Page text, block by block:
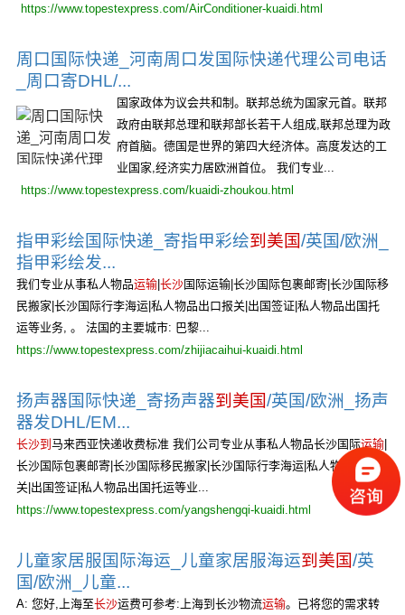
https://www.topestexpress.com/AirConditioner-kuaidi.html
周口国际快递_河南周口发国际快递代理公司电话
_周口寄DHL/...
国家政体为议会共和制。联邦总统为国家元首。联邦
政府由联邦总理和联邦部长若干人组成,联邦总理为政
府首脑。德国是世界的第四大经济体。高度发达的工
业国家,经济实力居欧洲首位。 我们专业...
https://www.topestexpress.com/kuaidi-zhoukou.html
指甲彩绘国际快递_寄指甲彩绘到美国/英国/欧洲_
指甲彩绘发...
我们专业从事私人物品运输| 长沙国际运输|长沙国际包裹邮寄|长沙国际移
民搬家|长沙国际行李海运|私人物品出口报关|出国签证|私人物品出国托
运等业务, 。 法国的主要城市: 巴黎...
https://www.topestexpress.com/zhijiacaihui-kuaidi.html
扬声器国际快递_寄扬声器到美国/英国/欧洲_扬声
器发DHL/EM...
长沙到 马来西亚快递收费标准 我们公司专业从事私人物品长沙国际运输|
长沙国际包裹邮寄|长沙国际移民搬家|长沙国际行李海运|私人物品出口报
关|出国签证|私人物品出国托运等业...
https://www.topestexpress.com/yangshengqi-kuaidi.html
儿童家居服国际海运_儿童家居服海运到美国/英
国/欧洲_儿童...
A: 您好,上海至长沙运费可参考:上海到长沙物流运输。已将您的需求转